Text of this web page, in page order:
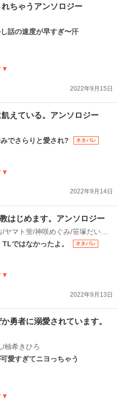
ちゃうアンソロジー
話の速度が早すぎ〜汗
▼
2022年9月15日
えている。アンソロジー
でさらりと愛され?
ネタバレ
▼
2022年9月14日
はじめます。アンソロジー
ではなかったよ。
ネタバレ
▼
2022年9月13日
勇者に溺愛されています。
柚希きひろ
愛すぎてニヨっちゃう
▼